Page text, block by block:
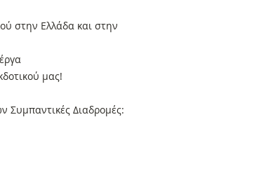
στην Ελλάδα και στην
μας!
Συμπαντικές Διαδρομές: